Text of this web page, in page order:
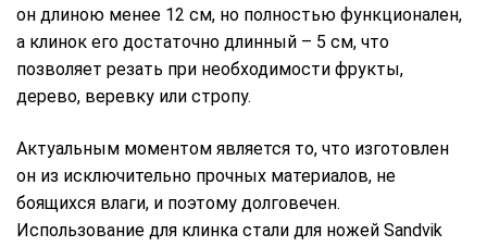
он длиною менее 12 см, но полностью функционален,
а клинок его достаточно длинный – 5 см, что
позволяет резать при необходимости фрукты,
дерево, веревку или стропу.
Актуальным моментом является то, что изготовлен
он из исключительно прочных материалов, не
боящихся влаги, и поэтому долговечен.
Использование для клинка стали для ножей Sandvik